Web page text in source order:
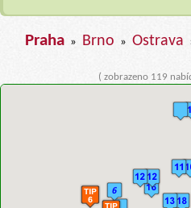
Praha » Brno » Ostrava
( zobrazeno 119